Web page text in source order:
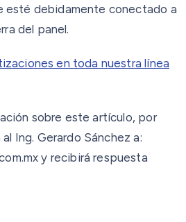
esté debidamente conectado a
del panel.
en toda nuestra línea
sobre este artículo, por
Ing. Gerardo Sánchez a:
y recibirá respuesta